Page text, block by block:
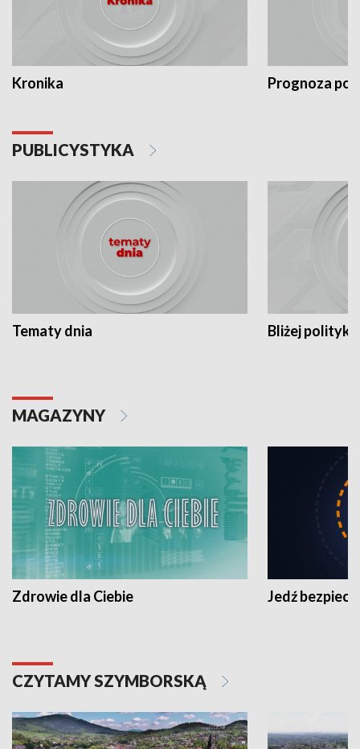
Kronika Prognoza
PUBLICYSTYKA
Tematy dnia Bliżej polityki
MAGAZYNY
Zdrowie dla Ciebie Jedź
CZYTAMY SZYMBORSKĄ